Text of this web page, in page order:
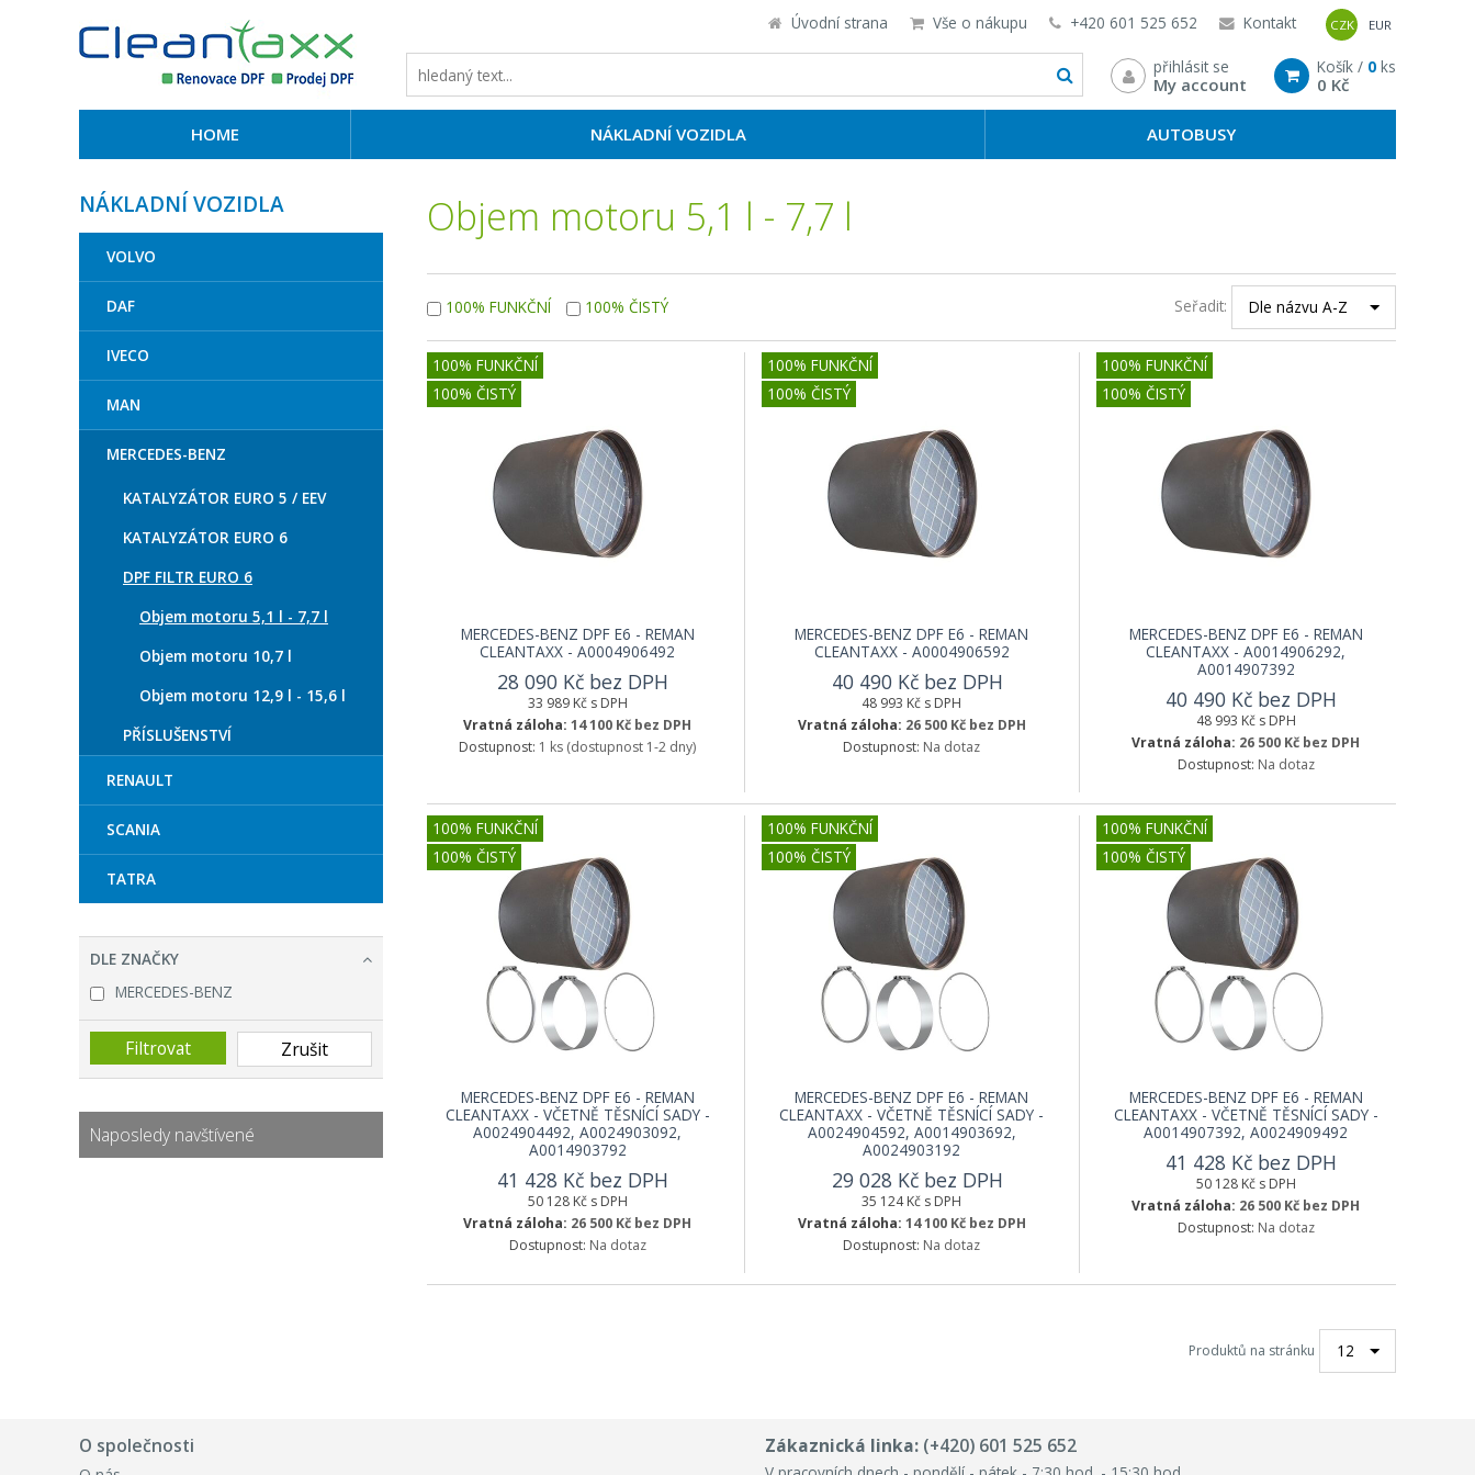
CZK EUR
Úvodní strana Vše o nákupu +420 601 525 652 Kontakt
přihlásit se
My account
Košík / 0 ks
0 Kč
HOME NÁKLADNÍ VOZIDLA AUTOBUSY
Objem motoru 5,1 l - 7,7 l
100% FUNKČNÍ 100% ČISTÝ Seřadit: Dle názvu A-Z
100% FUNKČNÍ
100% ČISTÝ
MERCEDES-BENZ DPF E6 - REMAN
CLEANTAXX - A0004906492
28 090 Kč bez DPH
33 989 Kč s DPH
Vratná záloha:14 100 Kč bez DPH
Dostupnost: 1 ks (dostupnost 1-2 dny)
100% FUNKČNÍ
100% ČISTÝ
MERCEDES-BENZ DPF E6 - REMAN
CLEANTAXX - A0004906592
40 490 Kč bez DPH
48 993 Kč s DPH
Vratná záloha: 26 500 Kč bez DPH
Dostupnost: Na dotaz
100% FUNKČNÍ
100% ČISTÝ
MERCEDES-BENZ DPF E6 - REMAN
CLEANTAXX - A0014906292,
A0014907392
40 490 Kč bez DPH
48 993 Kč s DPH
Vratná záloha: 26 500 Kč bez DPH
Dostupnost: Na dotaz
100% FUNKČNÍ
100% ČISTÝ
MERCEDES-BENZ DPF E6 - REMAN
CLEANTAXX - VČETNĚ TĚSNÍCÍ SADY -
A0024904492, A0024903092,
A0014903792
41 428 Kč bez DPH
50 128 Kč s DPH
Vratná záloha: 26 500 Kč bez DPH
Dostupnost: Na dotaz
100% FUNKČNÍ
100% ČISTÝ
MERCEDES-BENZ DPF E6 - REMAN
CLEANTAXX - VČETNĚ TĚSNÍCÍ SADY -
A0024904592, A0014903692,
A0024903192
29 028 Kč bez DPH
35 124 Kč s DPH
Vratná záloha: 14 100 Kč bez DPH
Dostupnost: Na dotaz
100% FUNKČNÍ
100% ČISTÝ
MERCEDES-BENZ DPF E6 - REMAN
CLEANTAXX - VČETNĚ TĚSNÍCÍ SADY -
A0014907392, A0024909492
41 428 Kč bez DPH
50 128 Kč s DPH
Vratná záloha: 26 500 Kč bez DPH
Dostupnost: Na dotaz
Produktů na stránku 12
NÁKLADNÍ VOZIDLA
VOLVO
DAF
IVECO
MAN
MERCEDES-BENZ
KATALYZÁTOR EURO 5 / EEV
KATALYZÁTOR EURO 6
DPF FILTR EURO 6
Objem motoru 5,1 l - 7,7 l
Objem motoru 10,7 l
Objem motoru 12,9 l - 15,6 l
PŘÍSLUŠENSTVÍ
RENAULT
SCANIA
TATRA
DLE ZNAČKY
MERCEDES-BENZ
Naposledy navštívené
O společnosti Zákaznická linka: (+420) 601 525 652